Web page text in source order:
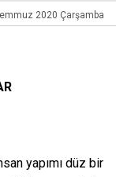
2020 Çarşamba
yapımı düz bir